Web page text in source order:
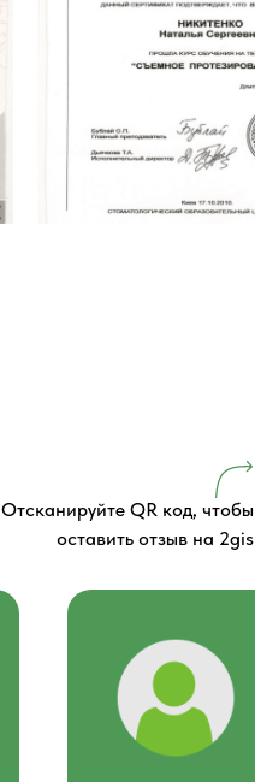
Отсканируйте QR код, чтобы
оставить отзыв на 2gis